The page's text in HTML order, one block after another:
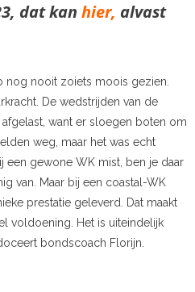
dat kan hier, alvast
nog nooit zoiets moois gezien.
De wedstrijden van de
want er sloegen boten om
weg, maar het was echt
een gewone WK mist, ben je daar
van. Maar bij een coastal-WK
prestatie geleverd. Dat maakt
voldoening. Het is uiteindelijk
bondscoach Florijn.